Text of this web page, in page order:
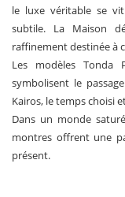
le luxe véritable se
subtile. La Maison
raffinement destinée à
Les modèles Tonda
symbolisent le
Kairos, le temps choisi
Dans un monde
montres offrent une
présent.